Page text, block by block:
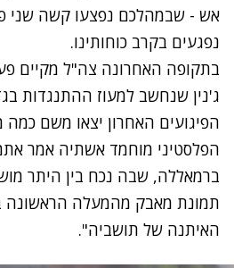
אש - שבמהלכם נפצעו קשה שני
נפגעים בקרב כוחותינו.
בתקופה האחרונה צה"ל מקיים
ג'נין שנחשב למעוז ההתנגדות
הפיגועים האחרון יצאו משם
הפלסטיני מוחמד אשתיה אמר
ברמאללה, שבה נכח בין היתר
תמונת מאבק מהמעלה הראשונה
האיתנה של תושביה".